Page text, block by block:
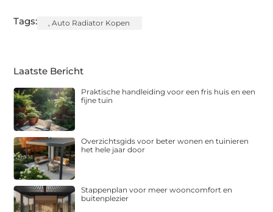
Tags: ,Auto Radiator Kopen
Laatste Bericht
Praktische handleiding voor een fris huis en een
fijne tuin
Overzichtsgids voor beter wonen en tuinieren
het hele jaar door
Stappenplan voor meer wooncomfort en
buitenplezier